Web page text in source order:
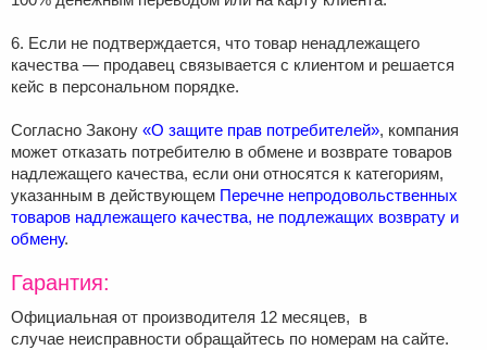
6. Если не подтверждается, что товар ненадлежащего
качества — продавец связывается с клиентом и решается
кейс в персональном порядке.
Согласно Закону «О защите прав потребителей», компания
может отказать потребителю в обмене и возврате товаров
надлежащего качества, если они относятся к категориям,
указанным в действующем Перечне непродовольственных
товаров надлежащего качества, не подлежащих возврату и
обмену.
Гарантия:
Официальная от производителя 12 месяцев, в
случае неисправности обращайтесь по номерам на сайте.